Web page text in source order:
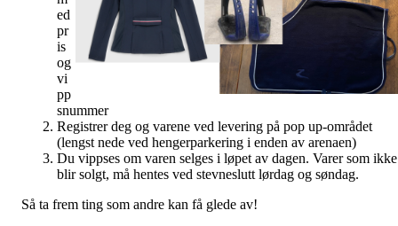
ed
pr
is
og
vi
pp
snummer
Registrer deg og varene ved levering på pop up-området
(lengst nede ved hengerparkering i enden av arenaen)
Du vippses om varen selges i løpet av dagen. Varer som ikke
blir solgt, må hentes ved stevneslutt lørdag og søndag.
Så ta frem ting som andre kan få glede av!